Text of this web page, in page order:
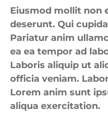
Eiusmod mollit non
deserunt. Qui
Pariatur anim
ea ea tempor ad
Laboris aliquip ut
officia veniam.
Lorem anim sunt
aliqua exercitation.